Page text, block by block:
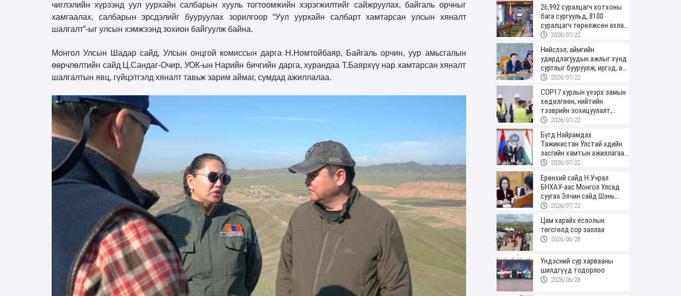
чиглэлийн хүрээнд уул уурхайн салбарын хууль тогтоомжийн хэрэгжилтийг сайжруулах, байгаль орчныг
хамгаалах, салбарын эрсдэлийг бууруулах зорилгоор “Уул уурхайн салбарт хамтарсан улсын хяналт
шалгалт”-ыг улсын хэмжээнд зохион байгуулж байна.
Монгол Улсын Шадар сайд, Улсын онцгой комиссын дарга Н.Номтойбаяр, Байгаль орчин, уур амьсгалын
өөрчлөлтийн сайд Ц.Сандаг-Очир, УОК-ын Нарийн бичгийн дарга, хурандаа Т.Баярхүү нар хамтарсан хяналт
шалгалтын явц, гүйцэтгэлд хяналт тавьж зарим аймаг, сумдад ажиллалаа.
26,992 суралцагч хотхоны
бага сургуульд, 8100
суралцагч төрөлжсөн ахлах
сургуульд суралцана
2026/07/22
Нийслэл, аймгийн
удирдлагуудын ажлыг хүнд
суртлыг бууруулж, иргэд, аж
ахуйн нэгжийн ачааг хэрхэн
2026/07/22
COP17 хурлын үеэрх замын
хөдөлгөөн, нийтийн
тээврийн зохицуулалт,
сургууль, цэцэрлэг, зах,
ажиллах хуваарийг гаргаж,
иргэдэд мэдээлэхийг үүрэг
болголоо
2026/07/22
Бүгд Найрамдах
Тажикистан Улстай эдийн
засгийн хамтын ажиллагааг
өргөжүүлнэ
2026/07/22
Ерөнхий сайд Н.Учрал
БНХАУ-аас Монгол Улсад
суугаа Элчин сайд Шэнь
Миньжюанийг хүлээн авч
2026/07/22
Цам харайх ёслолын
төгсгөлд сор заллаа
2026/06/28
Үндэсний сур харвааны
шилдгүүд тодорлоо
2026/06/28